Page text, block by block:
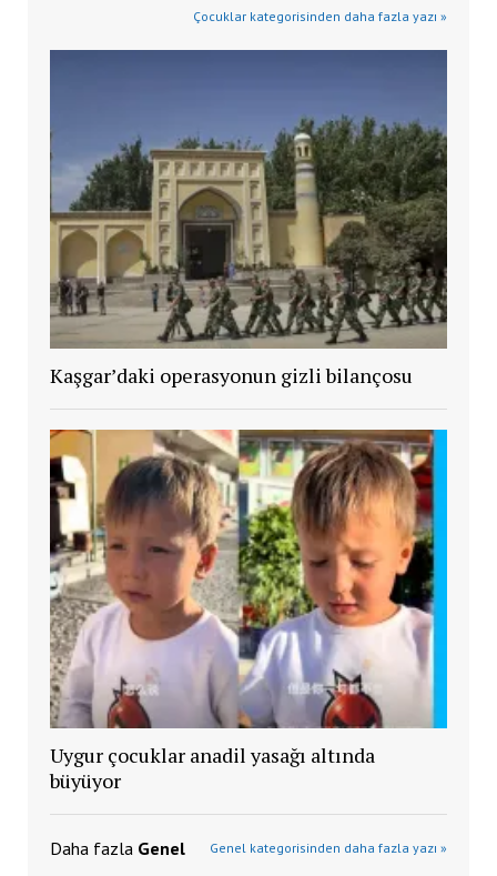
Çocuklar kategorisinden daha fazla yazı »
Kaşgar’daki operasyonun gizli bilançosu
Uygur çocuklar anadil yasağı altında
büyüyor
Daha fazla Genel Genel kategorisinden daha fazla yazı »